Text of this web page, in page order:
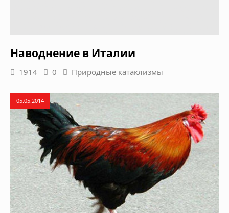
Наводнение в Италии
1914 0 Природные катаклизмы
05.05.2014